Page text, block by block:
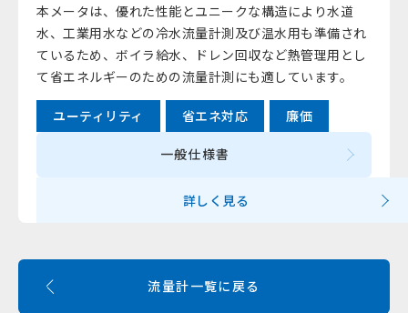
本メータは、優れた性能とユニークな構造により水道
水、工業用水などの冷水流量計測及び温水用も準備され
ているため、ボイラ給水、ドレン回収など熱管理用とし
て省エネルギーのための流量計測にも適しています。
ユーティリティ 省エネ対応 廉価
一般仕様書
詳しく見る
流量計一覧に戻る